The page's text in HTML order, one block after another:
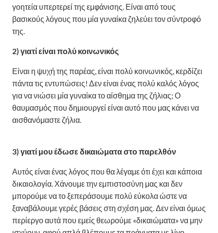
γοητεία υπερτερεί της εμφάνισης. Είναι από τους
βασικούς λόγους που μία γυναίκα ζηλεύει τον σύντροφό
της.
2) γιατί είναι πολύ κοινωνικός
Είναι η ψυχή της παρέας, είναι πολύ κοινωνικός, κερδίζει
πάντα τις εντυπώσεις! Δεν είναι ένας πολύ καλός λόγος
για να νιώσει μία γυναίκα το αίσθημα της ζήλιας; Ο
θαυμασμός που δημιουργεί είναι αυτό που μας κάνει να
αισθανόμαστε ζήλια.
3) γιατί μου έδωσε δικαιώματα στο παρελθόν
Αυτός είναι ένας λόγος που θα λέγαμε ότι έχει και κάποια
δικαιολογία. Χάνουμε την εμπιστοσύνη μας και δεν
μπορούμε να το ξεπεράσουμε πολύ εύκολα ώστε να
ξαναβάλουμε γερές βάσεις στη σχέση μας. Δεν είναι όμως
περίεργο αυτά που εμείς θεωρούμε «δικαιώματα» να μην